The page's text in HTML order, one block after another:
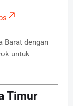
Barat dengan
untuk
Timur